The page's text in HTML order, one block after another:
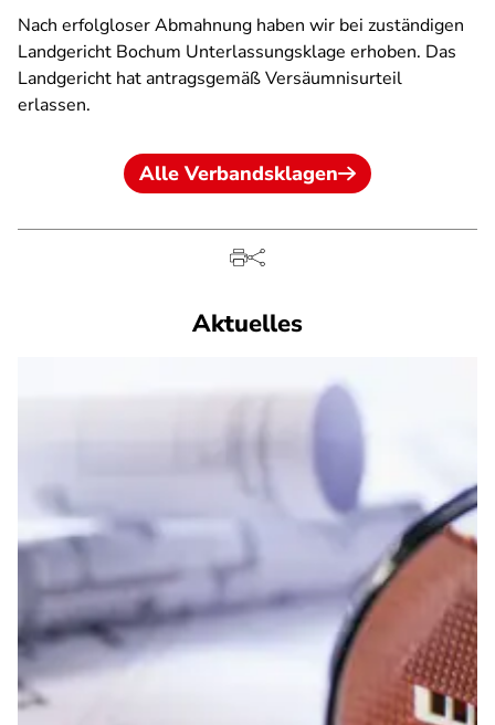
Nach erfolgloser Abmahnung haben wir bei zuständigen
Landgericht Bochum Unterlassungsklage erhoben. Das
Landgericht hat antragsgemäß Versäumnisurteil
erlassen.
Alle Verbandsklagen
Aktuelles